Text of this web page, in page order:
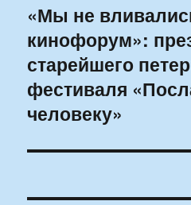
Следующая
запись:
«Мы не
кинофорум»:
старейшего
фестиваля
человеку»